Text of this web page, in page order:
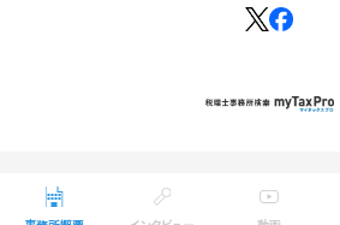
Copyright © ＴＫＣ
All Rights Reserved.